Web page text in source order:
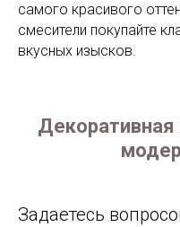
самого красивого
смесители покупайте
вкусных изысков.
Декоративная
Задаетесь